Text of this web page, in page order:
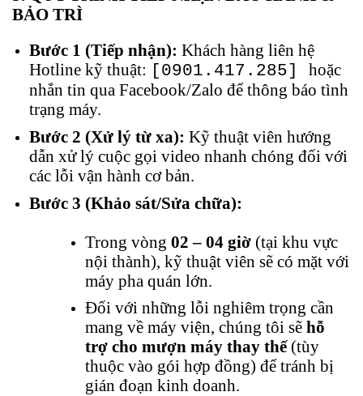
BẢO TRÌ
Bước 1 (Tiếp nhận): Khách hàng liên hệ
Hotline kỹ thuật: [0901.417.285] hoặc
nhắn tin qua Facebook/Zalo để thông báo tình
trạng máy.
Bước 2 (Xử lý từ xa): Kỹ thuật viên hướng
dẫn xử lý cuộc gọi video nhanh chóng đối với
các lỗi vận hành cơ bản.
Bước 3 (Khảo sát/Sửa chữa):
Trong vòng 02 – 04 giờ(tại khu vực
nội thành), kỹ thuật viên sẽ có mặt với
máy pha quán lớn.
Đối với những lỗi nghiêm trọng cần
mang về máy viện, chúng tôi sẽ hỗ
trợ cho mượn máy thay thế(tùy
thuộc vào gói hợp đồng) để tránh bị
gián đoạn kinh doanh.